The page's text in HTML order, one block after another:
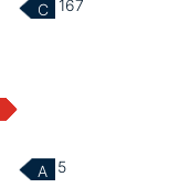
C 167
A 5